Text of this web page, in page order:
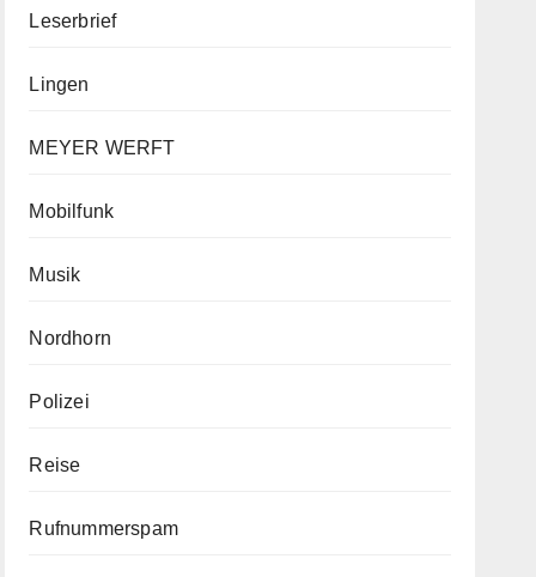
Leserbrief
Lingen
MEYER WERFT
Mobilfunk
Musik
Nordhorn
Polizei
Reise
Rufnummerspam